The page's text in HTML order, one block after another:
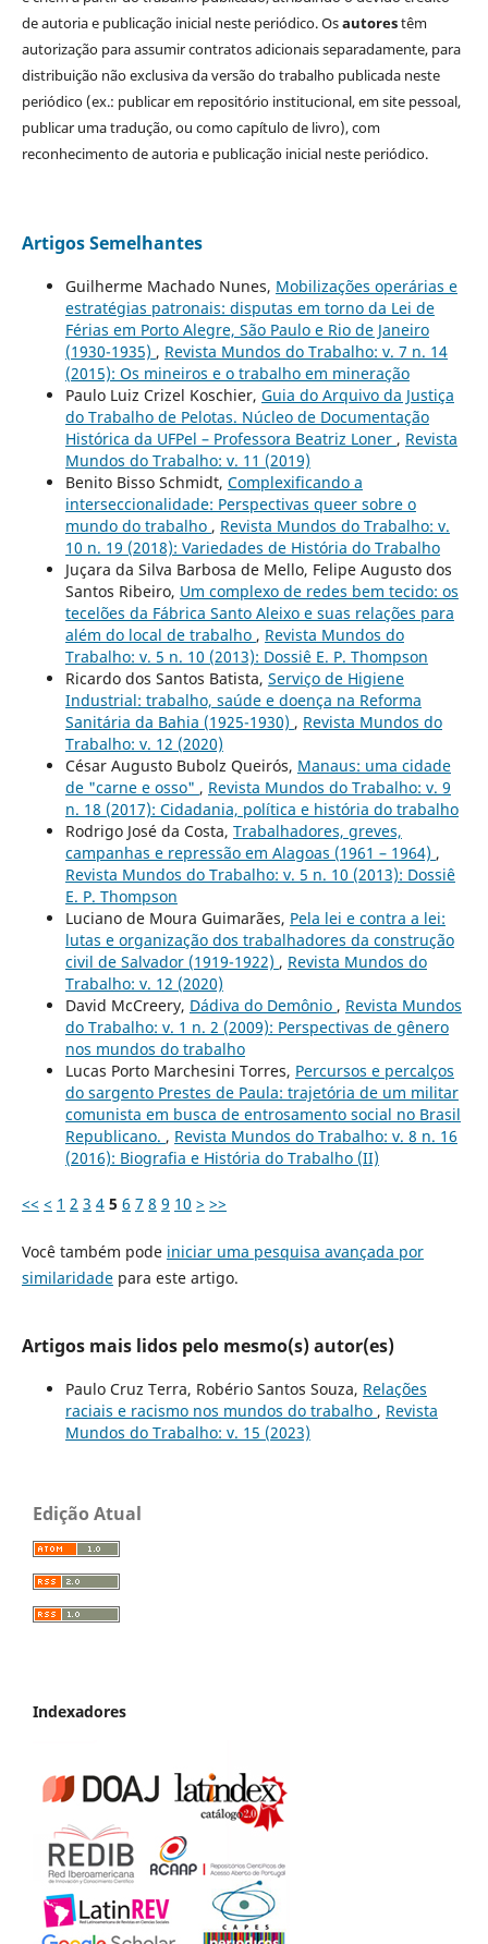
de autoria e publicação inicial neste periódico. Osautorestêm
autorização para assumir contratos adicionais separadamente, para
distribuição não exclusiva da versão do trabalho publicada neste
periódico (ex.: publicar em repositório institucional, em site pessoal,
publicar uma tradução, ou como capítulo de livro), com
reconhecimento de autoria e publicação inicial neste periódico.
Artigos Semelhantes
Guilherme Machado Nunes, Mobilizações operárias e
estratégias patronais: disputas em torno da Lei de
Férias em Porto Alegre, São Paulo e Rio de Janeiro
(1930-1935) , Revista Mundos do Trabalho: v. 7 n. 14
(2015): Os mineiros e o trabalho em mineração
Paulo Luiz Crizel Koschier, Guia do Arquivo da Justiça
do Trabalho de Pelotas. Núcleo de Documentação
Histórica da UFPel – Professora Beatriz Loner , Revista
Mundos do Trabalho: v. 11 (2019)
Benito Bisso Schmidt, Complexificando a
interseccionalidade: Perspectivas queer sobre o
mundo do trabalho , Revista Mundos do Trabalho: v.
10 n. 19 (2018): Variedades de História do Trabalho
Juçara da Silva Barbosa de Mello, Felipe Augusto dos
Santos Ribeiro, Um complexo de redes bem tecido: os
tecelões da Fábrica Santo Aleixo e suas relações para
além do local de trabalho , Revista Mundos do
Trabalho: v. 5 n. 10 (2013): Dossiê E. P. Thompson
Ricardo dos Santos Batista, Serviço de Higiene
Industrial: trabalho, saúde e doença na Reforma
Sanitária da Bahia (1925-1930) , Revista Mundos do
Trabalho: v. 12 (2020)
César Augusto Bubolz Queirós, Manaus: uma cidade
de "carne e osso" , Revista Mundos do Trabalho: v. 9
n. 18 (2017): Cidadania, política e história do trabalho
Rodrigo José da Costa, Trabalhadores, greves,
campanhas e repressão em Alagoas (1961 – 1964) ,
Revista Mundos do Trabalho: v. 5 n. 10 (2013): Dossiê
E. P. Thompson
Luciano de Moura Guimarães, Pela lei e contra a lei:
lutas e organização dos trabalhadores da construção
civil de Salvador (1919-1922) , Revista Mundos do
Trabalho: v. 12 (2020)
David McCreery, Dádiva do Demônio , Revista Mundos
do Trabalho: v. 1 n. 2 (2009): Perspectivas de gênero
nos mundos do trabalho
Lucas Porto Marchesini Torres, Percursos e percalços
do sargento Prestes de Paula: trajetória de um militar
comunista em busca de entrosamento social no Brasil
Republicano. , Revista Mundos do Trabalho: v. 8 n. 16
(2016): Biografia e História do Trabalho (II)
<< < 1 2 3 4 5 6 7 8 9 10 > >>
Você também pode iniciar uma pesquisa avançada por
similaridadepara este artigo.
Artigos mais lidos pelo mesmo(s) autor(es)
Paulo Cruz Terra, Robério Santos Souza, Relações
raciais e racismo nos mundos do trabalho , Revista
Mundos do Trabalho: v. 15 (2023)
Edição Atual
Indexadores